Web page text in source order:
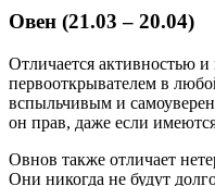
Овен (21.03 – 20.04)
Отличается активностью
первооткрывателем в
вспыльчивым и
он прав, даже если
Овнов также отличает
Они никогда не будут